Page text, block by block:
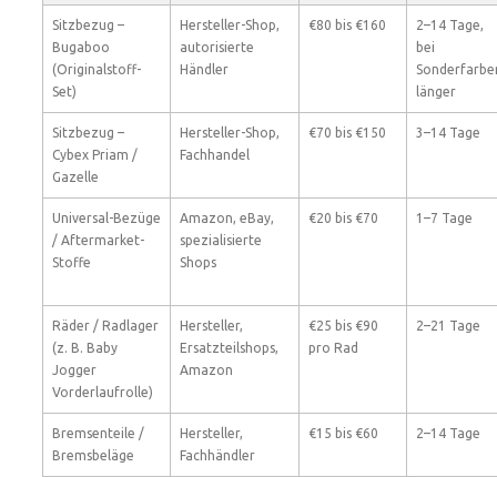
Sitzbezug –
Bugaboo
(Originalstoff-
Set)
Hersteller-Shop,
autorisierte
Händler
€80 bis €160
2–14 Tage,
bei
länger
Sitzbezug –
Cybex Priam /
Gazelle
Hersteller-Shop,
Fachhandel
€70 bis €150 3–14 Tage
Universal-Bezüge
/ Aftermarket-
Stoffe
Amazon, eBay,
spezialisierte
Shops
€20 bis €70 1–7 Tage
Räder / Radlager
(z. B. Baby
Jogger
Vorderlaufrolle)
Hersteller,
Ersatzteilshops,
Amazon
€25 bis €90
pro Rad
2–21 Tage
Bremsenteile /
Bremsbeläge
Hersteller,
Fachhändler
€15 bis €60 2–14 Tage